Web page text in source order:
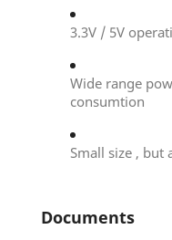
3.3V / 5V
Wide range
consumtion
Small size , but
Documents